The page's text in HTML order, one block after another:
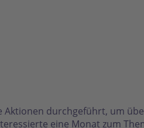
Aktionen durchgeführt, um
eine Monat zum